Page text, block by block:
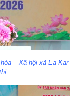
– Xã hội xã Ea Kar